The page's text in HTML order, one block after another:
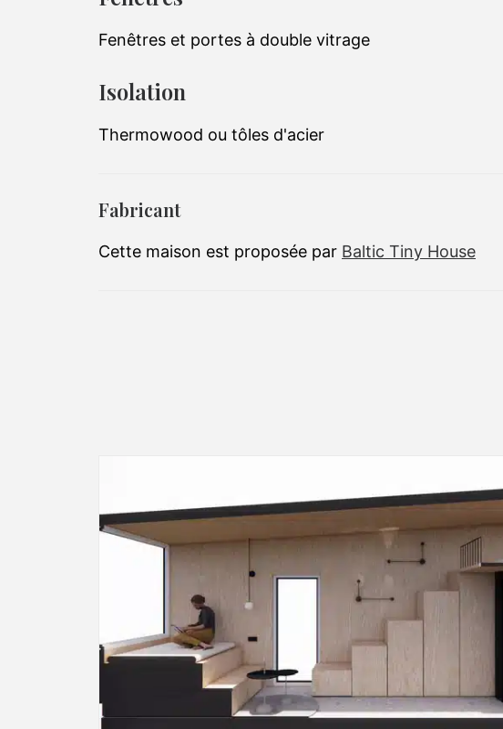
Fenêtres et portes à double vitrage
Isolation
Thermowood ou tôles d'acier
Fabricant
Cette maison est proposée par Baltic Tiny House